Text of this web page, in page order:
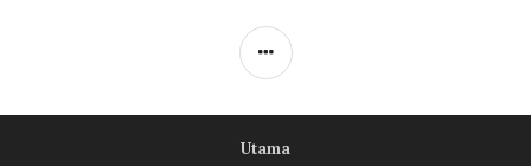
S
D
Utama